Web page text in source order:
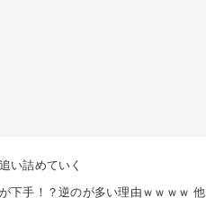
い詰めていく
下手！？逆のが多い理由ｗｗｗｗ 他